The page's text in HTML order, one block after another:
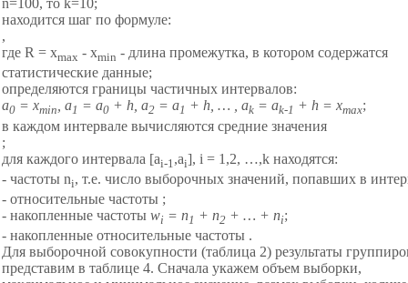
n=100, то k=10;
находится шаг по формуле:
,
где R = хmax - хmin - длина промежутка, в котором содержатся
статистические данные;
определяются границы частичных интервалов:
а0 = хmin а1 = а0 + h a2 = a1 + h … ak = ak-1 + h = хmax;
в каждом интервале вычисляются средние значения
;
для каждого интервала [ai-1 ,ai], i = 1,2, …,k находятся:
- частоты ni, т.е. число выборочных значений, попавших в
- относительные частоты ;
- накопленные частоты wi = n1 + n2 + … + ni;
- накопленные относительные частоты .
Для выборочной совокупности (таблица 2) результаты
представим в таблице 4. Сначала укажем объем выборки,